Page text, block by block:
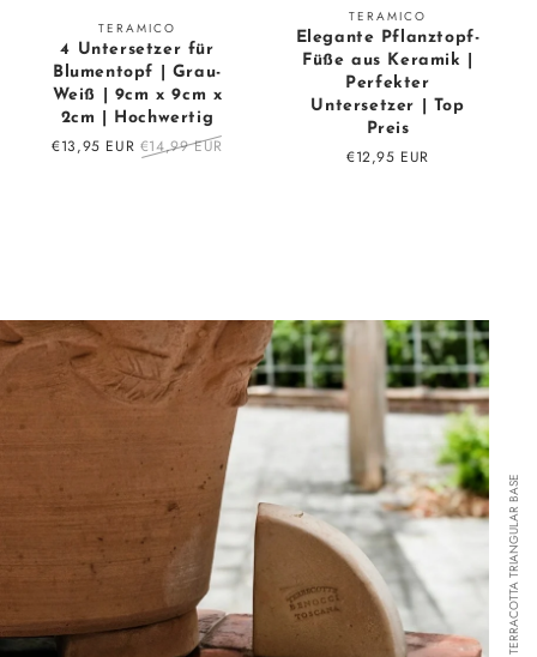
Vendor:
TERAMICO
4 Untersetzer für
Blumentopf | Grau-
Weiß | 9cm x 9cm x
2cm | Hochwertig
Sale
€13,95 EUR Regular
€14,99 EUR
Vendor:
TERAMICO
Elegante Pflanztopf-
Füße aus Keramik |
Perfekter
Untersetzer | Top
Preis
Regular
€12,95 EUR
TERRACOTTA TRIANGULAR BASE